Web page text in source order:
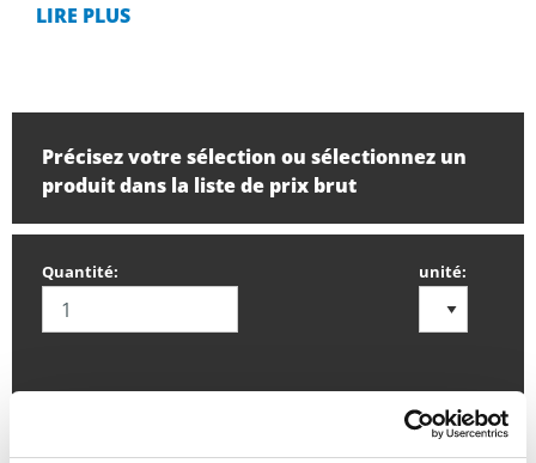
LIRE PLUS
Précisez votre sélection ou sélectionnez un
produit dans la liste de prix brut
Quantité: unité: